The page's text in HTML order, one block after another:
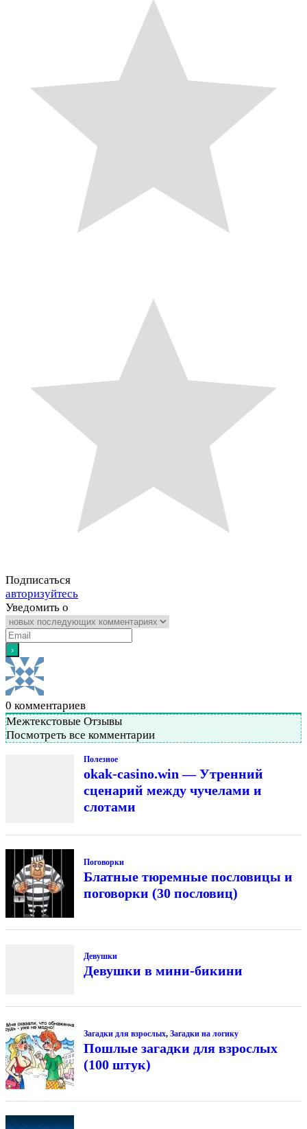
Подписаться
авторизуйтесь
Уведомить о
0 комментариев
Межтекстовые Отзывы
Посмотреть все комментарии
Полезное
okak-casino.win — Утренний
сценарий между чучелами и
слотами
Поговорки
Блатные тюремные пословицы и
поговорки (30 пословиц)
Девушки
Девушки в мини-бикини
Загадки для взрослых, Загадки на логику
Пошлые загадки для взрослых
(100 штук)